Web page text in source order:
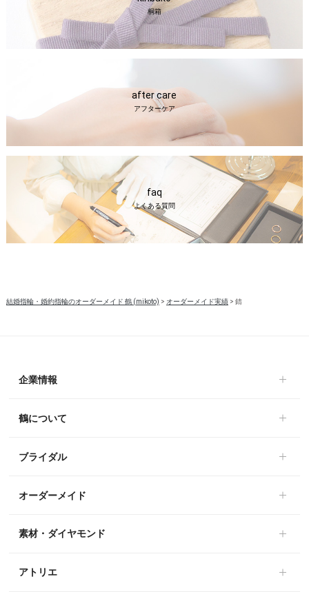
桐箱
after care
アフターケア
faq
よくある質問
結婚指輪・婚約指輪のオーダーメイド 鶴 (mikoto) > オーダーメイド実績> 錆
企業情報
鶴について
ブライダル
オーダーメイド
素材・ダイヤモンド
アトリエ